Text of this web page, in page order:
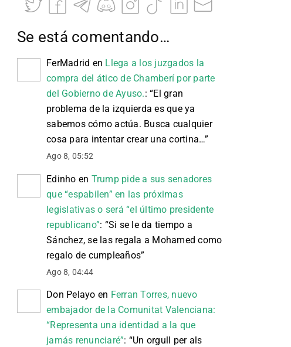
Se está comentando…
FerMadrid en Llega a los juzgados la
compra del ático de Chamberí por parte
del Gobierno de Ayuso.: “El gran
problema de la izquierda es que ya
sabemos cómo actúa. Busca cualquier
cosa para intentar crear una cortina…”
Ago 8, 05:52
Edinho en Trump pide a sus senadores
que “espabilen” en las próximas
legislativas o será “el último presidente
republicano”: “Si se le da tiempo a
Sánchez, se las regala a Mohamed como
regalo de cumpleaños”
Ago 8, 04:44
Don Pelayo en Ferran Torres, nuevo
embajador de la Comunitat Valenciana:
“Representa una identidad a la que
jamás renunciaré”: “Un orgull per als